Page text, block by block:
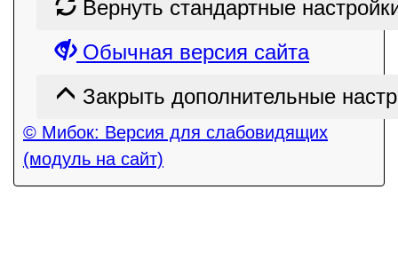
Вернуть стандартные
Обычная версия сайта
Закрыть дополнительные
© Мибок: Версия для слабовидящих
(модуль на сайт)